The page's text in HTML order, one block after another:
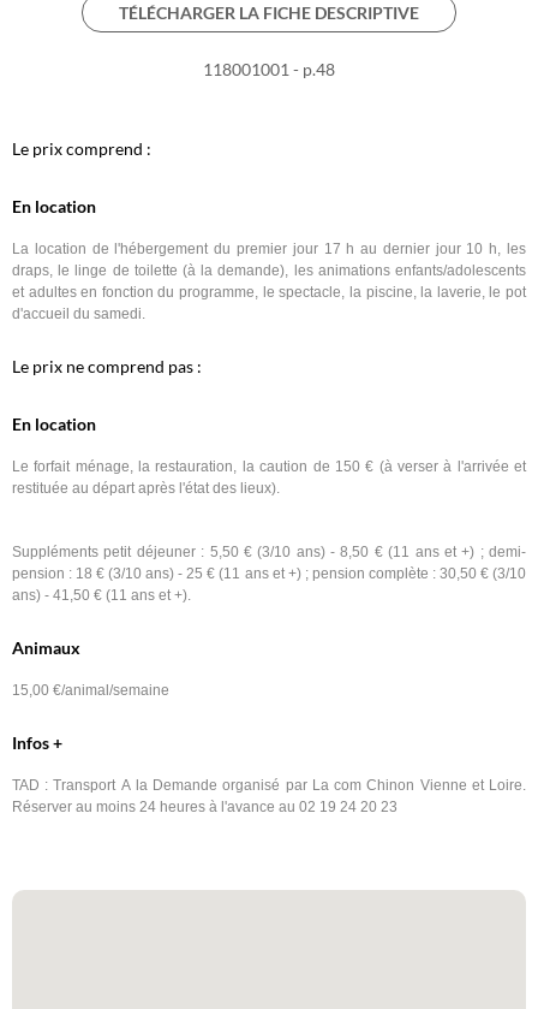
TÉLÉCHARGER LA FICHE DESCRIPTIVE
118001001 - p.48
Le prix comprend :
En location
La location de l'hébergement du premier jour 17 h au dernier jour 10 h, les
draps, le linge de toilette (à la demande), les animations enfants/adolescents
et adultes en fonction du programme, le spectacle, la piscine, la laverie, le pot
d'accueil du samedi.
Le prix ne comprend pas :
En location
Le forfait ménage, la restauration, la caution de 150 € (à verser à l'arrivée et
restituée au départ après l'état des lieux).
Suppléments petit déjeuner : 5,50 € (3/10 ans) - 8,50 € (11 ans et +) ; demi-
pension : 18 € (3/10 ans) - 25 € (11 ans et +) ; pension complète : 30,50 € (3/10
ans) - 41,50 € (11 ans et +).
Animaux
15,00 €/animal/semaine
Infos +
TAD : Transport A la Demande organisé par La com Chinon Vienne et Loire.
Réserver au moins 24 heures à l'avance au 02 19 24 20 23